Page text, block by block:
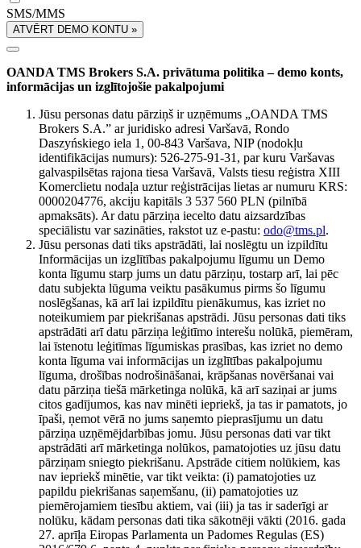
SMS/MMS
ATVĒRT DEMO KONTU »
OANDA TMS Brokers S.A. privātuma politika – demo konts,
informācijas un izglītojošie pakalpojumi
Jūsu personas datu pārziņš ir uzņēmums „OANDA TMS
Brokers S.A.” ar juridisko adresi Varšavā, Rondo
Daszyńskiego iela 1, 00-843 Varšava, NIP (nodokļu
identifikācijas numurs): 526-275-91-31, par kuru Varšavas
galvaspilsētas rajona tiesa Varšavā, Valsts tiesu reģistra XIII
Komerclietu nodaļa uztur reģistrācijas lietas ar numuru KRS:
0000204776, akciju kapitāls 3 537 560 PLN (pilnībā
apmaksāts). Ar datu pārziņa iecelto datu aizsardzības
speciālistu var sazināties, rakstot uz e-pastu: odo@tms.pl.
Jūsu personas dati tiks apstrādāti, lai noslēgtu un izpildītu
Informācijas un izglītības pakalpojumu līgumu un Demo
konta līgumu starp jums un datu pārziņu, tostarp arī, lai pēc
datu subjekta lūguma veiktu pasākumus pirms šo līgumu
noslēgšanas, kā arī lai izpildītu pienākumus, kas izriet no
noteikumiem par piekrišanas apstrādi. Jūsu personas dati tiks
apstrādāti arī datu pārziņa leģitīmo interešu nolūkā, piemēram,
lai īstenotu leģitīmas līgumiskas prasības, kas izriet no demo
konta līguma vai informācijas un izglītības pakalpojumu
līguma, drošības nodrošināšanai, krāpšanas novēršanai vai
datu pārziņa tiešā mārketinga nolūkā, kā arī saziņai ar jums
citos gadījumos, kas nav minēti iepriekš, ja tas ir pamatots, jo
īpaši, ņemot vērā no jums saņemto pieprasījumu un datu
pārziņa uzņēmējdarbības jomu. Jūsu personas dati var tikt
apstrādāti arī mārketinga nolūkos, pamatojoties uz jūsu datu
pārziņam sniegto piekrišanu. Apstrāde citiem nolūkiem, kas
nav iepriekš minētie, var tikt veikta: (i) pamatojoties uz
papildu piekrišanas saņemšanu, (ii) pamatojoties uz
piemērojamiem tiesību aktiem, vai (iii) ja tas ir saderīgi ar
nolūku, kādam personas dati tika sākotnēji vākti (2016. gada
27. aprīļa Eiropas Parlamenta un Padomes Regulas (ES)